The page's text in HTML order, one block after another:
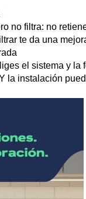
no filtra: no
te da una
el sistema y
la instalación